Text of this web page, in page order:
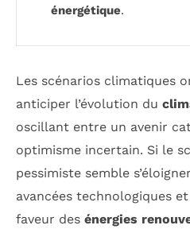
énergétique.
Les scénarios climatiques
anticiper l’évolution du
oscillant entre un avenir
optimisme incertain. Si le
pessimiste semble
avancées technologiques
faveur des énergies